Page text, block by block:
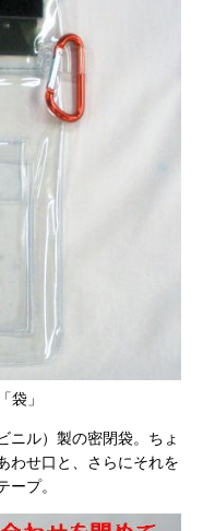
袋」
ニル）製の密閉袋。ちょ
わせ口と、さらにそれを
プ。